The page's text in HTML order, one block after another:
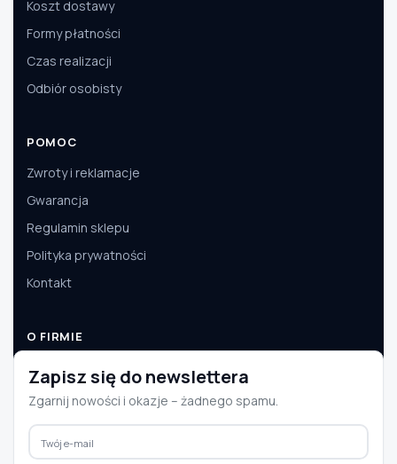
Koszt dostawy
Formy płatności
Czas realizacji
Odbiór osobisty
POMOC
Zwroty i reklamacje
Gwarancja
Regulamin sklepu
Polityka prywatności
Kontakt
O FIRMIE
O nas
Dane firmy
Aktualności
Współpraca B2B
Zapisz się do newslettera
Zgarnij nowości i okazje – żadnego spamu.